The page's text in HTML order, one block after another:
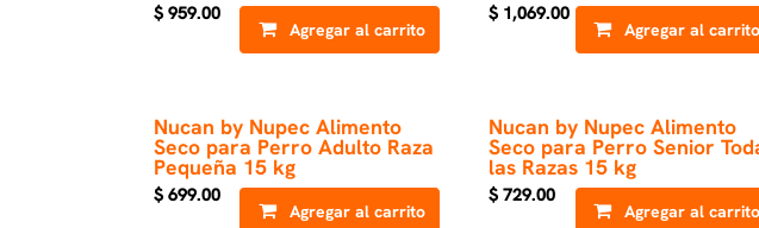
$ 959.00
Agregar al carrito
$ 1,069.00
Agregar al carrito
Nucan by Nupec Alimento
Seco para Perro Adulto Raza
Pequeña 15 kg
$ 699.00
Agregar al carrito
Nucan by Nupec Alimento
Seco para Perro Senior
las Razas 15 kg
$729.00
Agregar al carrito